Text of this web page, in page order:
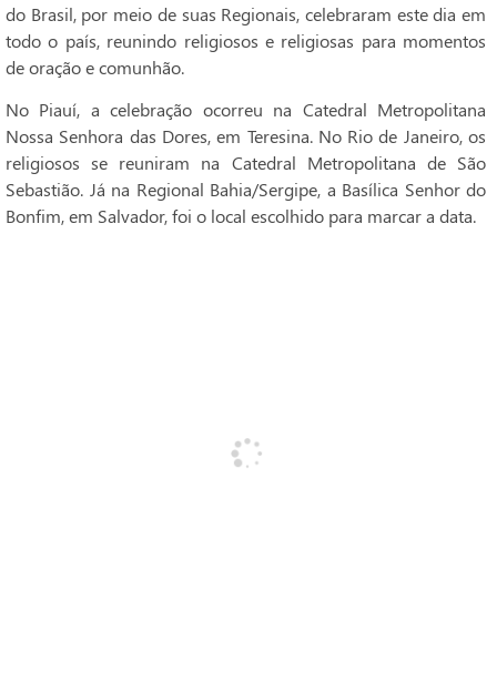
do Brasil, por meio de suas Regionais, celebraram este dia em
todo o país, reunindo religiosos e religiosas para momentos
de oração e comunhão.
No Piauí, a celebração ocorreu na Catedral Metropolitana
Nossa Senhora das Dores, em Teresina. No Rio de Janeiro, os
religiosos se reuniram na Catedral Metropolitana de São
Sebastião. Já na Regional Bahia/Sergipe, a Basílica Senhor do
Bonfim, em Salvador, foi o local escolhido para marcar a data.